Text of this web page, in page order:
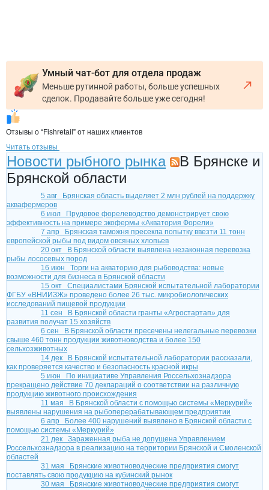
Умный чат-бот для отдела продаж
Меньше рутинной работы, больше успешных
сделок. Продавайте больше уже сегодня!
Отзывы о “Fishretail” от наших клиентов
Читать отзывы
Новости рыбного рынка
В Брянске и
Брянской области
5 авг Брянская область выделяет 2 млн рублей на поддержку
аквафермеров
6 июл Прудовое форелеводство демонстрирует свою
эффективность на примере экофермы «Акватория Форели»
7 апр Брянская таможня пресекла попытку ввезти 11 тонн
европейской рыбы под видом овсяных хлопьев
20 окт В Брянской области выявлена незаконная перевозка
рыбы лососевых пород
16 июн Торги на акваторию для рыбоводства: новые
возможности для бизнеса в Брянской области
15 окт Специалистами Брянской испытательной лаборатории
ФГБУ «ВНИИЗЖ» проведено более 26 тыс. микробиологических
исследований пищевой продукции
11 сен В Брянской области гранты «Агростартап» для
развития получат 15 хозяйств
6 сен В Брянской области пресечены нелегальные перевозки
свыше 460 тонн продукции животноводства и более 150
сельхозживотных
14 дек В Брянской испытательной лаборатории рассказали,
как проверяется качество и безопасность красной икры
5 июн По инициативе Управления Россельхознадзора
прекращено действие 70 деклараций о соответствии на различную
продукцию животного происхождения
11 мая В Брянской области с помощью системы «Меркурий»
выявлены нарушения на рыбоперерабатывающем предприятии
6 апр Более 400 нарушений выявлено в Брянской области с
помощью системы «Меркурий»
21 дек Зараженная рыба не допущена Управлением
Россельхознадзора в реализацию на территории Брянской и Смоленской
областей
31 мая Брянские животноводческие предприятия смогут
поставлять свою продукцию на кубинский рынок
30 мая Брянские животноводческие предприятия смогут